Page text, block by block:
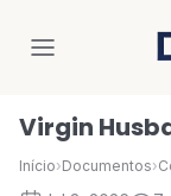
Virgin
Início›Documentos›